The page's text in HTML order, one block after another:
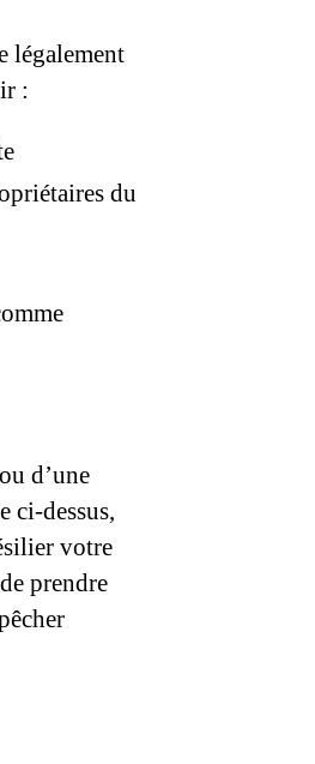
légalement
:
du
d’une
ci-dessus,
votre
prendre